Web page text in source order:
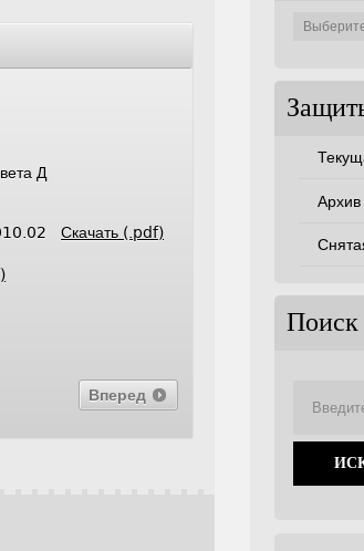
Д
Скачать (.pdf)
Вперед
Архив
Поиск